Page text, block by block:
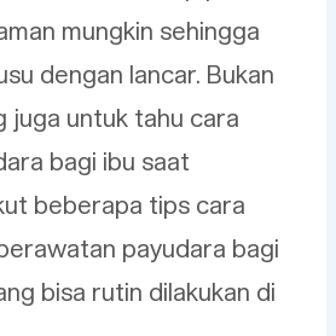
mungkin sehingga
dengan lancar. Bukan
juga untuk tahu cara
bagi ibu saat
beberapa tips cara
payudara bagi
bisa rutin dilakukan di